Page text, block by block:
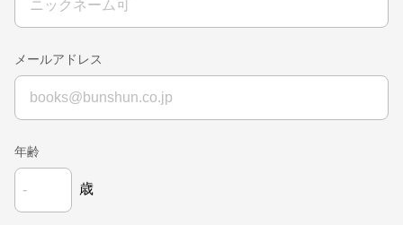
メールアドレス
年齢
歳